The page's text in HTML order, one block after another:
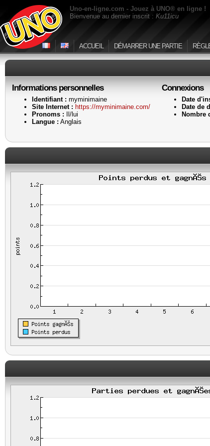
Uno-en-ligne.com - Jouez à UNO® en ligne !
Bienvenue au dernier inscrit : Ku11icu
ACCUEIL DÉMARRER UNE PARTIE
Informations personnelles
Identifiant : myminimaine
Site Internet : https://myminimaine.com/
Pronoms : Il/lui
Langue : Anglais
Connexions
Date
Date de
Nombre